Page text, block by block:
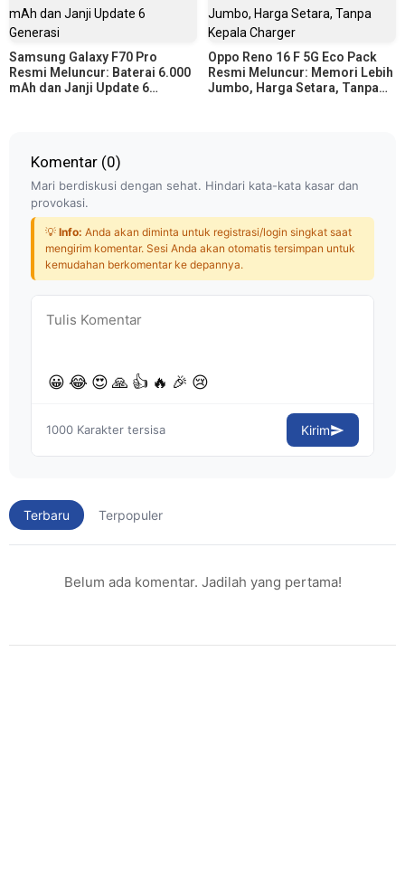
Samsung Galaxy F70 Pro
Resmi Meluncur: Baterai 6.000
mAh dan Janji Update 6
Oppo Reno 16 F 5G Eco Pack
Resmi Meluncur: Memori Lebih
Jumbo, Harga Setara, Tanpa
Komentar (0)
Mari berdiskusi dengan sehat. Hindari kata-kata kasar dan
provokasi.
💡 Info: Anda akan diminta untuk registrasi/login singkat saat
mengirim komentar. Sesi Anda akan otomatis tersimpan untuk
kemudahan berkomentar ke depannya.
😀 😂 😍 🙏 👍 🔥 🎉 😢
1000 Karakter tersisa Kirim
Terbaru Terpopuler
Belum ada komentar. Jadilah yang pertama!